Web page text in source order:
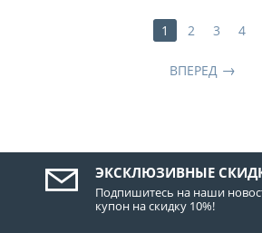
1 2 3 4
ВПЕРЕД
ЭКСКЛЮЗИВНЫЕ
Подпишитесь на наши
купон на скидку 10%!